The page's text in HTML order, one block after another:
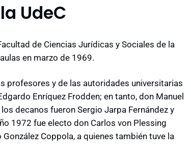
UdeC
de Ciencias Jurídicas y Sociales de la
en marzo de 1969.
profesores y de las autoridades universitarias
Enríquez Frodden; en tanto, don Manuel
decanos fueron Sergio Jarpa Fernández y
1972 fue electo don Carlos von Plessing
Coppola, a quienes también tuve la